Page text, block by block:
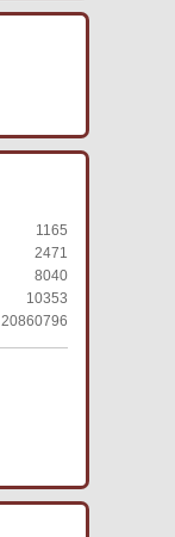
1165
2471
8040
10353
20860796